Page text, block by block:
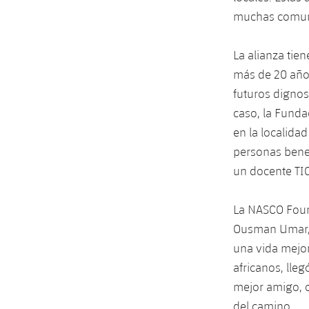
muchas
La alianza
más de 20
futuros
caso, la
en la
personas
un docente
La NASCO
Ousman
una vida
africanos,
mejor amigo,
del camino.